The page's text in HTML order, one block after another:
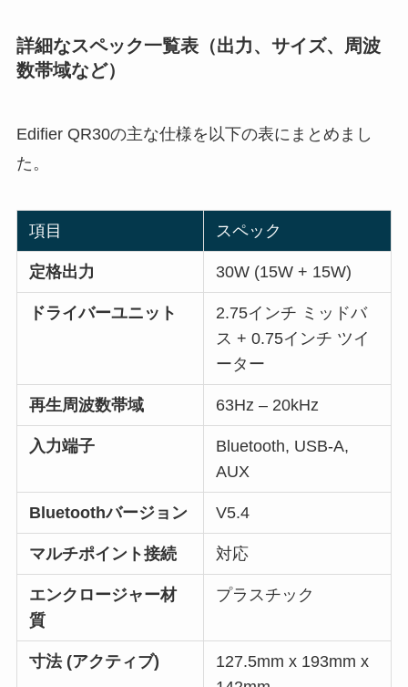
詳細なスペック一覧表（出力、サイズ、周波
数帯域など）
Edifier QR30の主な仕様を以下の表にまとめまし
た。
項目 スペック
定格出力 30W (15W + 15W)
ドライバーユニット
2.75インチ ミッドバ
ス + 0.75インチ ツイ
ーター
再生周波数帯域 63Hz – 20kHz
入力端子
Bluetooth, USB-A,
AUX
Bluetoothバージョン V5.4
マルチポイント接続 対応
エンクロージャー材
質
プラスチック
寸法 (アクティブ)
127.5mm x 193mm x